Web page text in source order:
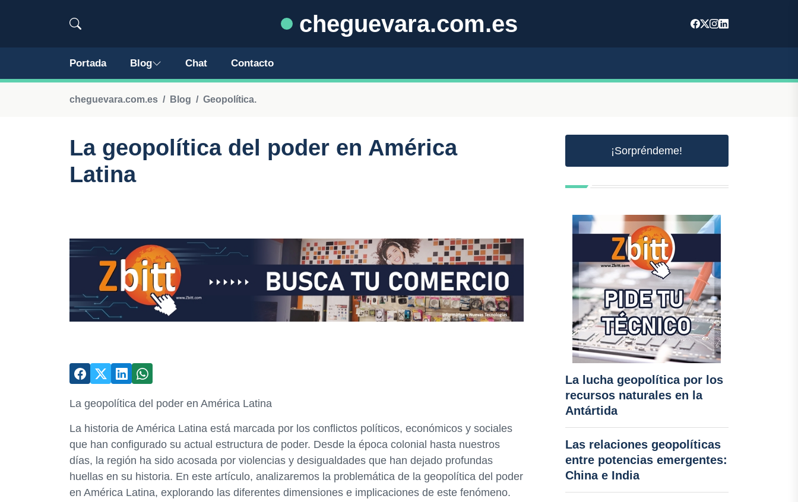
cheguevara.com.es
Portada Blog Chat Contacto
cheguevara.com.es Blog Geopolítica.
La geopolítica del poder en América
Latina
La geopolítica del poder en América Latina
La historia de América Latina está marcada por los conflictos políticos, económicos y sociales
que han configurado su actual estructura de poder. Desde la época colonial hasta nuestros
días, la región ha sido acosada por violencias y desigualdades que han dejado profundas
huellas en su historia. En este artículo, analizaremos la problemática de la geopolítica del poder
en América Latina, explorando las diferentes dimensiones e implicaciones de este fenómeno.
¡Sorpréndeme!
La lucha geopolítica por los
recursos naturales en la
Antártida
Las relaciones geopolíticas
entre potencias emergentes:
China e India